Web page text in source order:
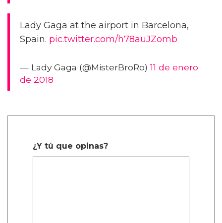
Lady Gaga at the airport in Barcelona,
Spain. pic.twitter.com/h78auJZomb
— Lady Gaga (@MisterBroRo)11 de enero
de 2018
¿Y tú que opinas?